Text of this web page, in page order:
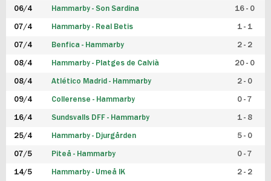
06/4 Hammarby - Son Sardina 16 - 0
07/4 Hammarby - Real Betis 1 - 1
07/4 Benfica - Hammarby 2 - 2
08/4 Hammarby - Platges de Calvià 20 - 0
08/4 Atlético Madrid - Hammarby 2 - 0
09/4 Collerense - Hammarby 0 - 7
16/4 Sundsvalls DFF - Hammarby 1 - 8
25/4 Hammarby - Djurgården 5 - 0
07/5 Piteå - Hammarby 0 - 7
14/5 Hammarby - Umeå IK 2 - 2